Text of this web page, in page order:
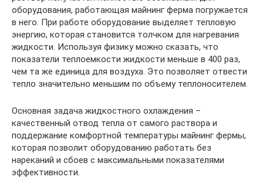
оборудования, работающая майнинг ферма погружается
в него. При работе оборудование выделяет тепловую
энергию, которая становится толчком для нагревания
жидкости. Используя физику можно сказать, что
показатели теплоемкости жидкости меньше в 400 раз,
чем та же единица для воздуха. Это позволяет отвести
тепло значительно меньшим по объему теплоносителем.
Основная задача жидкостного охлаждения –
качественный отвод тепла от самого раствора и
поддержание комфортной температуры майнинг фермы,
которая позволит оборудованию работать без
нареканий и сбоев с максимальными показателями
эффективности.